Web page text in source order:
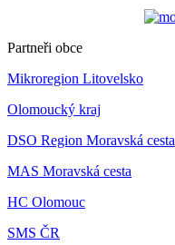
Partneři obce
Mikroregion Litovelsko
Olomoucký kraj
DSO Region Moravská cesta
MAS Moravská cesta
HC Olomouc
SMS ČR